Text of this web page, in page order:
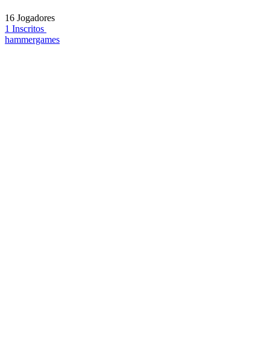
16 Jogadores
1 Inscritos
hammergames